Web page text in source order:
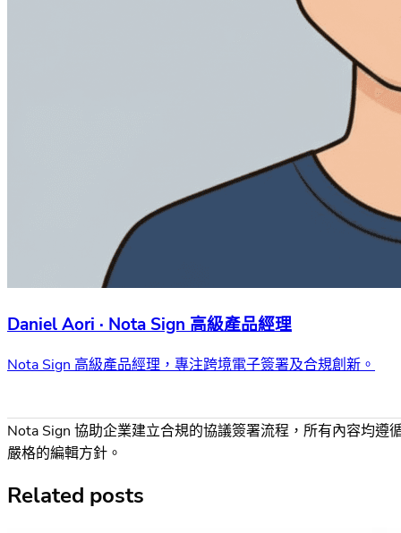
Daniel Aori · Nota Sign 高級產品經理
Nota Sign 高級產品經理，專注跨境電子簽署及合規創新。
Nota Sign 協助企業建立合規的協議簽署流程，所有內容均遵
嚴格的編輯方針。
Related posts